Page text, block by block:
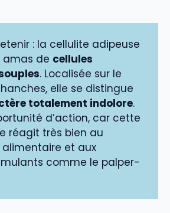
: la cellulite adipeuse
amas de cellules
. Localisée sur le
elle se distingue
totalement indolore.
d’action, car cette
réagit très bien au
et aux
comme le palper-